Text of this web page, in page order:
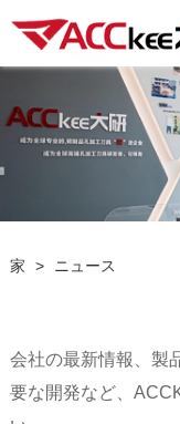
家 > ニュース
会社の最新情報、製
要な開発など、